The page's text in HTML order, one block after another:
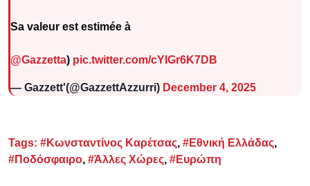
Sa valeur est estimée à
@Gazzetta) pic.twitter.com/cYIGr6K7DB
— Gazzett'(@GazzettAzzurri) December 4, 2025
Tags: #Κωνσταντίνος Καρέτσας, #Εθνική Ελλάδας,
#Ποδόσφαιρο, #Άλλες Χώρες, #Ευρώπη